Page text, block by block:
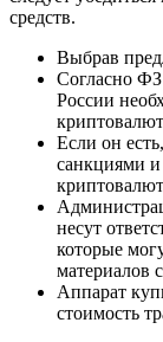
средств.
Выбрав
Согласно
России
Если он
санкциями и
несут
которые
материалов
Аппарат
стоимость